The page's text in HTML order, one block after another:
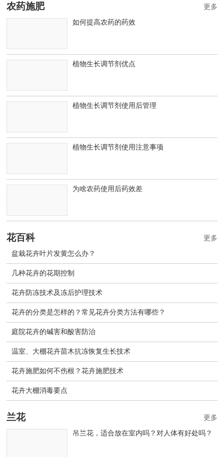
农药施肥
如何提高农药的药效
植物生长调节剂优点
植物生长调节剂使用后管理
植物生长调节剂使用注意事项
为啥农药使用后药效差
更多
花百科
盆栽花卉叶片发黄怎么办？
几种花卉的花期控制
花卉防冻技术及冻后护理技术
花卉的分类是怎样的？常见花卉分类方法有哪些？
庭院花卉的碱害和酸害防治
温室、大棚花卉苗木抗冻恢复生长技术
花卉施肥如何不伤根？花卉施肥技术
花卉大棚消毒要点
更多
兰花
吊兰花，适合放在室内吗？对人体有好处吗？
更多